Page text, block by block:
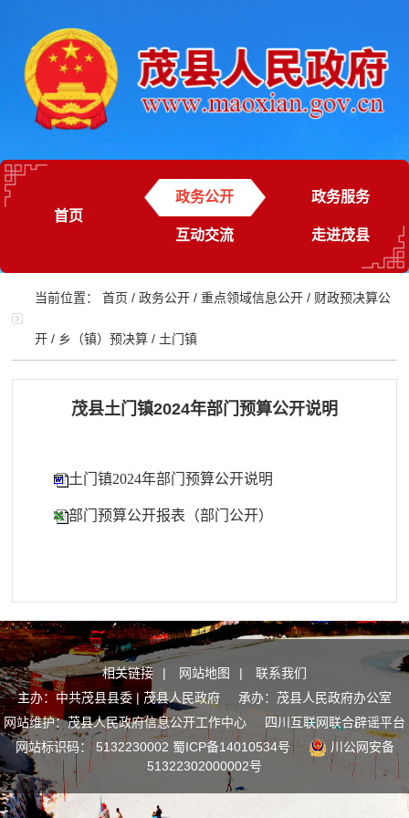
首页
政务公开 政务服务
互动交流 走进茂县
当前位置：首页 /政务公开 /重点领域信息公开 / 财政预决算公
开 / 乡（镇）预决算 / 土门镇
茂县土门镇2024年部门预算公开说明
土门镇2024年部门预算公开说明
部门预算公开报表（部门公开）
相关链接 | 网站地图 |
联系我们
主办：中共茂县县委 | 茂县人民政府 承办：茂县人民政府办公室
网站维护：茂县人民政府信息公开工作中心
四川互联网联合辟谣平台
网站标识码： 5132230002 蜀ICP备14010534号
川公网安备
51322302000002号